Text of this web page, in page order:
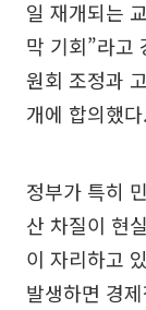
일 재개되는
막 기회”라고
원회 조정과
개에 합의했다.
정부가 특히
산 차질이 현
이 자리하고
발생하면 경